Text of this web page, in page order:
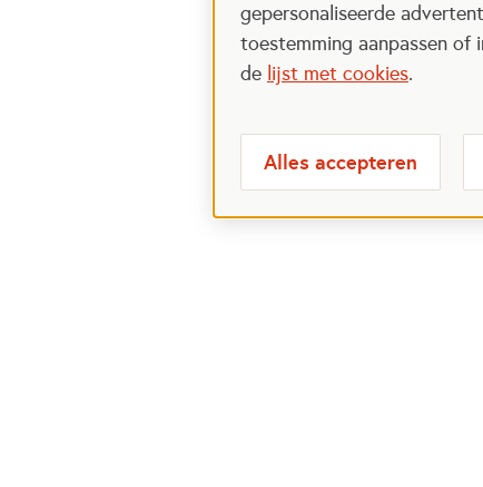
gepersonaliseerde
toestemming aanpassen of
de lijst met cookies.
Alles accepteren